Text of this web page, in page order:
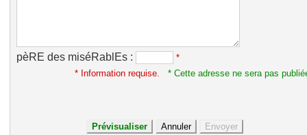
pèRE des miséRablEs :
*
* Information requise.
* Cette adresse ne sera pas